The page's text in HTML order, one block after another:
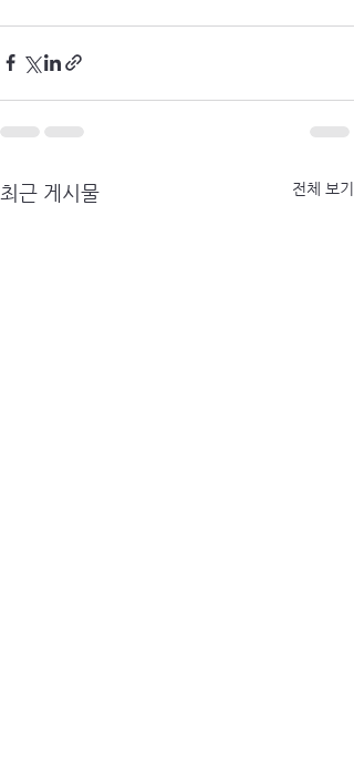
최근 게시물 전체 보기